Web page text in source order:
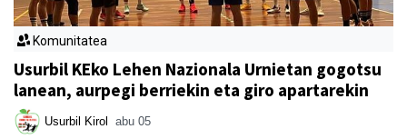
Komunitatea
Usurbil KEko Lehen Nazionala Urnietan gogotsu
lanean, aurpegi berriekin eta giro apartarekin
Usurbil Kirol abu 05